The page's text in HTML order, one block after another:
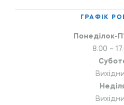
ГРАФІК
Понеділок-
8.00 –